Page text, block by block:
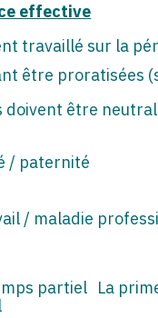
effective
travaillé sur la
être proratisées
doivent être
/ paternité
/ maladie
partiel La